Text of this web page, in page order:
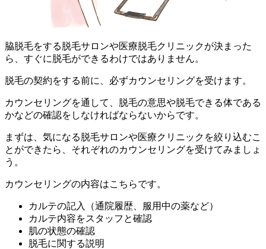
脇脱毛をする脱毛サロンや医療脱毛クリニックが決まった
ら、すぐに脱毛ができるわけではありません。
脱毛の契約をする前に、 必ずカウンセリングを受けます。
カウンセリングを通して、脱毛の意思や脱毛できる体である
かなどの確認をしなければならないからです。
まずは、気になる脱毛サロンや医療クリニックを絞り込むこ
とができたら、それぞれのカウンセリングを受けてみましょ
う。
カウンセリングの内容はこちらです。
カルテの記入（通院履歴、服用中の薬など）
カルテ内容をスタッフと確認
肌の状態の確認
脱毛に関する説明